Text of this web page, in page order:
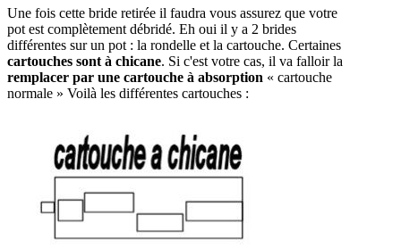
Une fois cette bride retirée il faudra vous assurez que votre
pot est complètement débridé. Eh oui il y a 2 brides
différentes sur un pot : la rondelle et la cartouche. Certaines
cartouches sont à chicane. Si c'est votre cas, il va falloir la
remplacer par une cartouche à absorption « cartouche
normale » Voilà les différentes cartouches :